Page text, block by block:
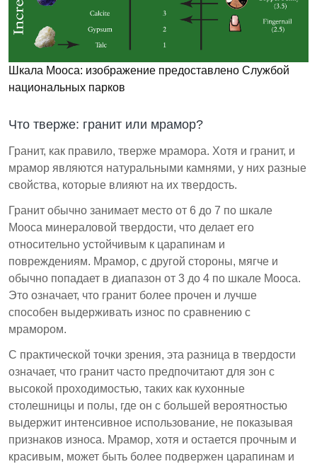
Шкала Мооса: изображение предоставлено Службой
национальных парков
Что тверже: гранит или мрамор?
Гранит, как правило, тверже мрамора. Хотя и гранит, и
мрамор являются натуральными камнями, у них разные
свойства, которые влияют на их твердость.
Гранит обычно занимает место от 6 до 7 по шкале
Мооса минераловой твердости, что делает его
относительно устойчивым к царапинам и
повреждениям. Мрамор, с другой стороны, мягче и
обычно попадает в диапазон от 3 до 4 по шкале Мооса.
Это означает, что гранит более прочен и лучше
способен выдерживать износ по сравнению с
мрамором.
С практической точки зрения, эта разница в твердости
означает, что гранит часто предпочитают для зон с
высокой проходимостью, таких как кухонные
столешницы и полы, где он с большей вероятностью
выдержит интенсивное использование, не показывая
признаков износа. Мрамор, хотя и остается прочным и
красивым, может быть более подвержен царапинам и